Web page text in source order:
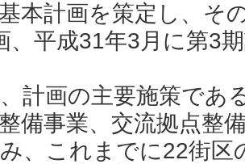
本計画を策定し、そ
、平成31年3月に第3
計画の主要施策であ
備事業、交流拠点整
、これまでに22街区